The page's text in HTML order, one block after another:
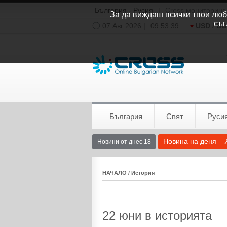
България - Русия Cross мониторинг
07 Авг 2026 |
09:53:39 USD /
България Свят
Новини от днес 18 Новина на деня
НАЧАЛО / История
22 юни в историята
За да виждаш всички твои